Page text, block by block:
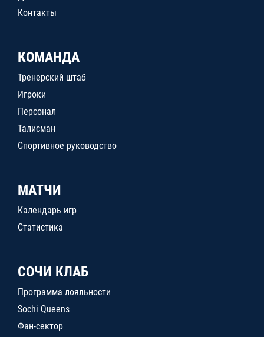
Контакты
КОМАНДА
Тренерский штаб
Игроки
Персонал
Талисман
Спортивное руководство
МАТЧИ
Календарь игр
Статистика
СОЧИ КЛАБ
Программа лояльности
Sochi Queens
Фан-сектор